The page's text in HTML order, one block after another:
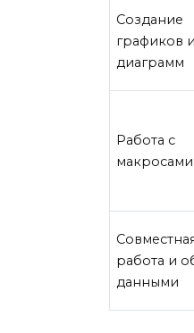
Создание
графиков и
диаграмм
Работа с
макросами
работа и
данными